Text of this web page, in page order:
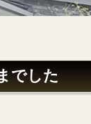
でした